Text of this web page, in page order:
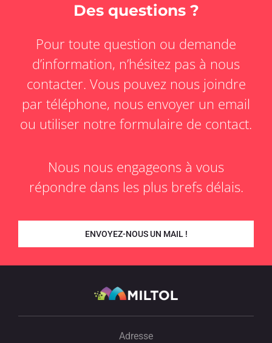
Adresse
Des questions ?
Pour toute question ou demande
d’information, n’hésitez pas à nous
contacter. Vous pouvez nous joindre
par téléphone, nous envoyer un email
ou utiliser notre formulaire de contact.
Nous nous engageons à vous
répondre dans les plus brefs délais.
ENVOYEZ-NOUS UN MAIL !